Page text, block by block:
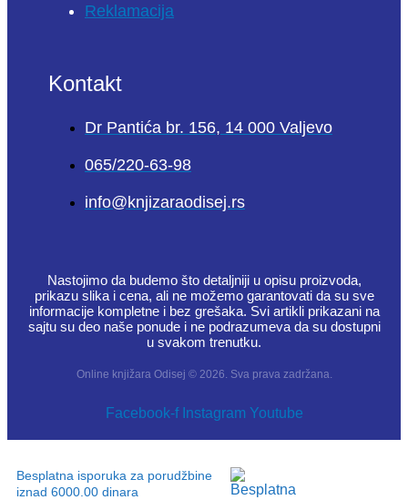
Reklamacija
Kontakt
Dr Pantića br. 156, 14 000 Valjevo
065/220-63-98
info@knjizaraodisej.rs
Nastojimo da budemo što detaljniji u opisu proizvoda,
prikazu slika i cena, ali ne možemo garantovati da su sve
informacije kompletne i bez grešaka. Svi artikli prikazani na
sajtu su deo naše ponude i ne podrazumeva da su dostupni
u svakom trenutku.
Online knjižara Odisej © 2026. Sva prava zadržana.
Facebook-f Instagram Youtube
Besplatna isporuka za porudžbine
iznad 6000.00 dinara